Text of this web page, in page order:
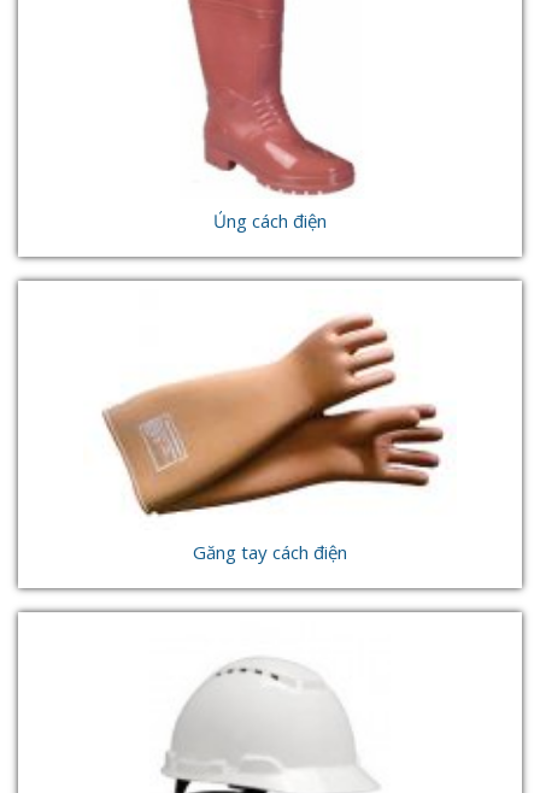
Ủng cách điện
Găng tay cách điện